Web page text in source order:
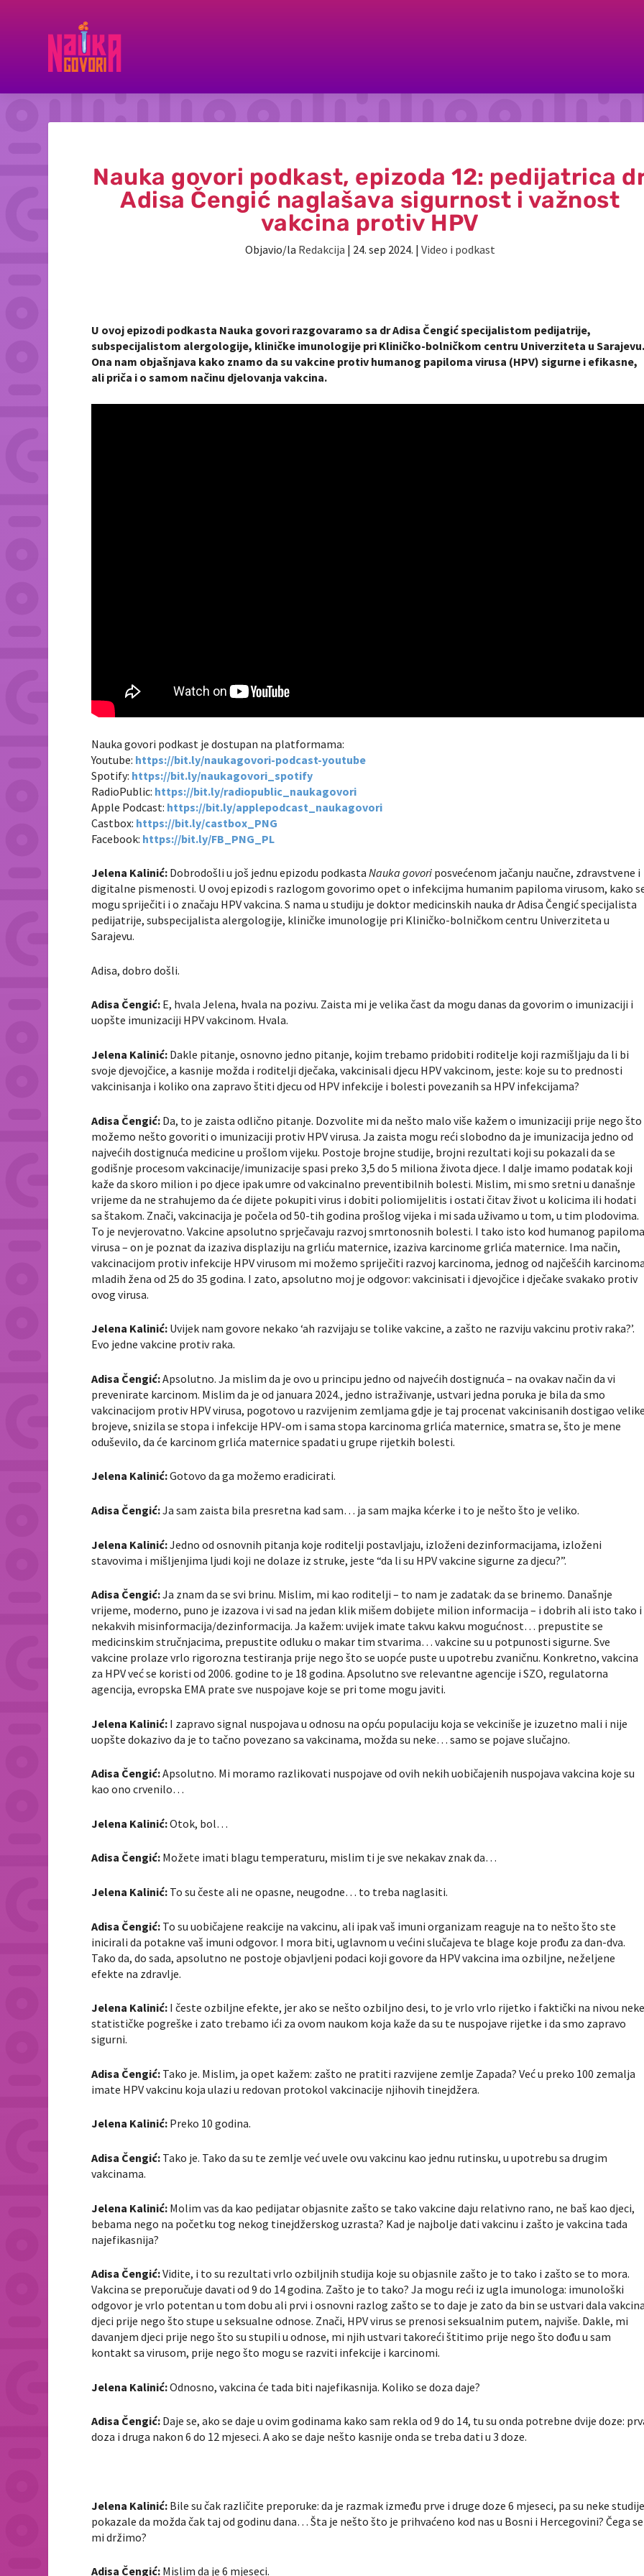
Nauka govori podkast, epizoda 12: pedijatrica
Adisa Čengić naglašava sigurnost i važnost
vakcina protiv HPV
Objavio/la Redakcija | 24. sep 2024. | Video i podkast
U ovoj epizodi podkasta Nauka govori razgovaramo sa dr Adisa Čengić specijalistom pedijatrije,
subspecijalistom alergologije, kliničke imunologije pri Kliničko-bolničkom centru Univerziteta u
Ona nam objašnjava kako znamo da su vakcine protiv humanog papiloma virusa (HPV) sigurne i efikasne,
ali priča i o samom načinu djelovanja vakcina.
Nauka govori podkast je dostupan na platformama:
Youtube: https://bit.ly/naukagovori-podcast-youtube
Spotify: https://bit.ly/naukagovori_spotify
RadioPublic: https://bit.ly/radiopublic_naukagovori
Apple Podcast: https://bit.ly/applepodcast_naukagovori
Castbox: https://bit.ly/castbox_PNG
Facebook: https://bit.ly/FB_PNG_PL
Jelena Kalinić: Dobrodošli u još jednu epizodu podkastaNauka govori posvećenom jačanju naučne, zdravstvene i
digitalne pismenosti. U ovoj epizodi s razlogom govorimo opet o infekcijma humanim papiloma virusom, kako
mogu spriječiti i o značaju HPV vakcina. S nama u studiju je doktor medicinskih nauka dr Adisa Čengić specijalista
pedijatrije, subspecijalista alergologije, kliničke imunologije pri Kliničko-bolničkom centru Univerziteta u
Sarajevu.
Adisa, dobro došli.
Adisa Čengić: E, hvala Jelena, hvala na pozivu. Zaista mi je velika čast da mogu danas da govorim o imunizaciji i
uopšte imunizaciji HPV vakcinom. Hvala.
Jelena Kalinić: Dakle pitanje, osnovno jedno pitanje, kojim trebamo pridobiti roditelje koji razmišljaju da li bi
svoje djevojčice, a kasnije možda i roditelji dječaka, vakcinisali djecu HPV vakcinom, jeste: koje su to prednosti
vakcinisanja i koliko ona zapravo štiti djecu od HPV infekcije i bolesti povezanih sa HPV infekcijama?
Adisa Čengić: Da, to je zaista odlično pitanje. Dozvolite mi da nešto malo više kažem o imunizaciji prije nego što
možemo nešto govoriti o imunizaciji protiv HPV virusa. Ja zaista mogu reći slobodno da je imunizacija jedno od
najvećih dostignuća medicine u prošlom vijeku. Postoje brojne studije, brojni rezultati koji su pokazali da se
godišnje procesom vakcinacije/imunizacije spasi preko 3,5 do 5 miliona života djece. I dalje imamo podatak koji
kaže da skoro milion i po djece ipak umre od vakcinalno preventibilnih bolesti. Mislim, mi smo sretni u današnje
vrijeme da ne strahujemo da će dijete pokupiti virus i dobiti poliomijelitis i ostati čitav život u kolicima ili hodati
sa štakom. Znači, vakcinacija je počela od 50-tih godina prošlog vijeka i mi sada uživamo u tom, u tim plodovima.
To je nevjerovatno. Vakcine apsolutno sprječavaju razvoj smrtonosnih bolesti. I tako isto kod humanog
virusa – on je poznat da izaziva displaziju na grliću maternice, izaziva karcinome grlića maternice. Ima način,
vakcinacijom protiv infekcije HPV virusom mi možemo spriječiti razvoj karcinoma, jednog od najčešćih
mladih žena od 25 do 35 godina. I zato, apsolutno moj je odgovor: vakcinisati i djevojčice i dječake svakako protiv
ovog virusa.
Jelena Kalinić: Uvijek nam govore nekako ‘ah razvijaju se tolike vakcine, a zašto ne razviju vakcinu protiv raka?’.
Evo jedne vakcine protiv raka.
Adisa Čengić:Apsolutno. Ja mislim da je ovo u principu jedno od najvećih dostignuća – na ovakav način da vi
prevenirate karcinom. Mislim da je od januara 2024., jedno istraživanje, ustvari jedna poruka je bila da smo
vakcinacijom protiv HPV virusa, pogotovo u razvijenim zemljama gdje je taj procenat vakcinisanih dostigao
brojeve, snizila se stopa i infekcije HPV-om i sama stopa karcinoma grlića maternice, smatra se, što je mene
oduševilo, da će karcinom grlića maternice spadati u grupe rijetkih bolesti.
Jelena Kalinić:Gotovo da ga možemo eradicirati.
Adisa Čengić:Ja sam zaista bila presretna kad sam… ja sam majka kćerke i to je nešto što je veliko.
Jelena Kalinić:Jedno od osnovnih pitanja koje roditelji postavljaju, izloženi dezinformacijama, izloženi
stavovima i mišljenjima ljudi koji ne dolaze iz struke, jeste “da li su HPV vakcine sigurne za djecu?”.
Adisa Čengić:Ja znam da se svi brinu. Mislim, mi kao roditelji – to nam je zadatak: da se brinemo. Današnje
vrijeme, moderno, puno je izazova i vi sad na jedan klik mišem dobijete milion informacija – i dobrih ali isto tako i
nekakvih misinformacija/dezinformacija. Ja kažem: uvijek imate takvu kakvu mogućnost… prepustite se
medicinskim stručnjacima, prepustite odluku o makar tim stvarima… vakcine su u potpunosti sigurne. Sve
vakcine prolaze vrlo rigorozna testiranja prije nego što se uopće puste u upotrebu zvaničnu. Konkretno, vakcina
za HPV već se koristi od 2006. godine to je 18 godina. Apsolutno sve relevantne agencije i SZO, regulatorna
agencija, evropska EMA prate sve nuspojave koje se pri tome mogu javiti.
Jelena Kalinić: I zapravo signal nuspojava u odnosu na opću populaciju koja se vekciniše je izuzetno mali i nije
uopšte dokazivo da je to tačno povezano sa vakcinama, možda su neke… samo se pojave slučajno.
Adisa Čengić:Apsolutno. Mi moramo razlikovati nuspojave od ovih nekih uobičajenih nuspojava vakcina koje su
kao ono crvenilo…
Jelena Kalinić:Otok, bol…
Adisa Čengić: Možete imati blagu temperaturu, mislim ti je sve nekakav znak da…
Jelena Kalinić: To su česte ali ne opasne, neugodne… to treba naglasiti.
Adisa Čengić: To su uobičajene reakcije na vakcinu, ali ipak vaš imuni organizam reaguje na to nešto što ste
inicirali da potakne vaš imuni odgovor. I mora biti, uglavnom u većini slučajeva te blage koje prođu za dan-dva.
Tako da, do sada, apsolutno ne postoje objavljeni podaci koji govore da HPV vakcina ima ozbiljne, neželjene
efekte na zdravlje.
Jelena Kalinić: I česte ozbiljne efekte, jer ako se nešto ozbiljno desi, to je vrlo vrlo rijetko i faktički na nivou
statističke pogreške i zato trebamo ići za ovom naukom koja kaže da su te nuspojave rijetke i da smo zapravo
sigurni.
Adisa Čengić: Tako je. Mislim, ja opet kažem: zašto ne pratiti razvijene zemlje Zapada? Već u preko 100 zemalja
imate HPV vakcinu koja ulazi u redovan protokol vakcinacije njihovih tinejdžera.
Jelena Kalinić: Preko 10 godina.
Adisa Čengić: Tako je. Tako da su te zemlje već uvele ovu vakcinu kao jednu rutinsku, u upotrebu sa drugim
vakcinama.
Jelena Kalinić: Molim vas da kao pedijatar objasnite zašto se tako vakcine daju relativno rano, ne baš kao djeci,
bebama nego na početku tog nekog tinejdžerskog uzrasta? Kad je najbolje dati vakcinu i zašto je vakcina tada
najefikasnija?
Adisa Čengić:Vidite, i to su rezultati vrlo ozbiljnih studija koje su objasnile zašto je to tako i zašto se to mora.
Vakcina se preporučuje davati od 9 do 14 godina. Zašto je to tako? Ja mogu reći iz ugla imunologa: imunološki
odgovor je vrlo potentan u tom dobu ali prvi i osnovni razlog zašto se to daje je zato da bin se ustvari dala
djeci prije nego što stupe u seksualne odnose. Znači, HPV virus se prenosi seksualnim putem, najviše. Dakle, mi
davanjem djeci prije nego što su stupili u odnose, mi njih ustvari takoreći štitimo prije nego što dođu u sam
kontakt sa virusom, prije nego što mogu se razviti infekcije i karcinomi.
Jelena Kalinić:Odnosno, vakcina će tada biti najefikasnija. Koliko se doza daje?
Adisa Čengić: Daje se, ako se daje u ovim godinama kako sam rekla od 9 do 14, tu su onda potrebne dvije doze:
doza i druga nakon 6 do 12 mjeseci. A ako se daje nešto kasnije onda se treba dati u 3 doze.
Jelena Kalinić: Bile su čak različite preporuke: da je razmak između prve i druge doze 6 mjeseci, pa su neke
pokazale da možda čak taj od godinu dana… Šta je nešto što je prihvaćeno kod nas u Bosni i Hercegovini? Čega se
mi držimo?
Adisa Čengić: Mislim da je 6 mjeseci.